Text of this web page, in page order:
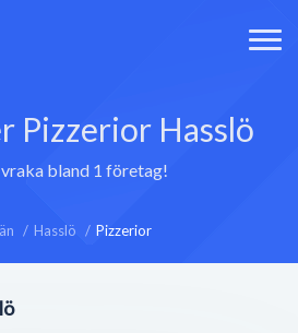
Pizzerior Hasslö
bland 1 företag!
Hasslö Pizzerior